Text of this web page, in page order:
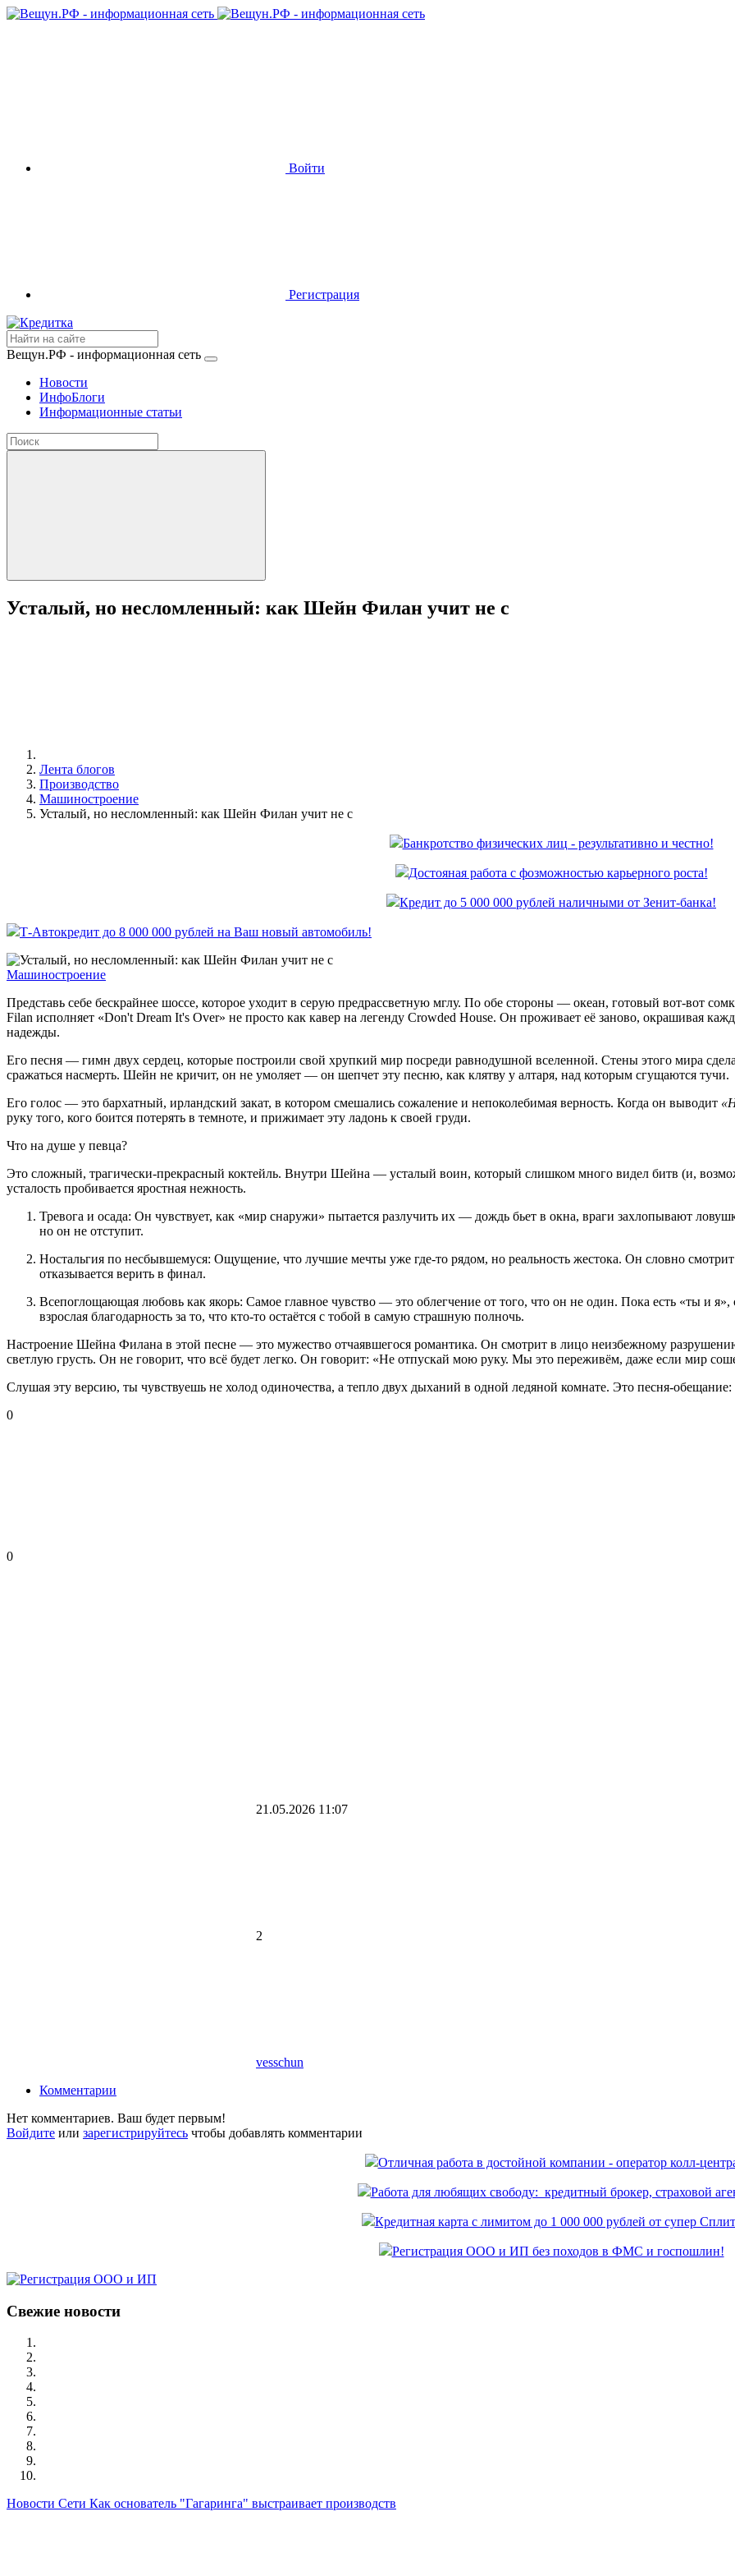
Войти
Регистрация
Вещун.РФ - информационная сеть
Новости
ИнфоБлоги
Информационные статьи
Усталый, но несломленный: как Шейн Филан учит не с
Лента блогов
Производство
Машиностроение
Усталый, но несломленный: как Шейн Филан учит не с
Банкротство физических лиц - результативно и честно!
Достояная работа с фозможностью карьерного роста!
Кредит до 5 000 000 рублей наличными от Зенит-банка!
Т-Автокредит до 8 000 000 рублей на Ваш новый автомобиль!
Машиностроение
Представь себе бескрайнее шоссе, которое уходит в серую предрассветную мглу. По обе стороны — океан, готовый вот-вот
Filan исполняет «Don't Dream It's Over» не просто как кавер на легенду Crowded House. Он проживает её заново, окрашивая
надежды.
Его песня — гимн двух сердец, которые построили свой хрупкий мир посреди равнодушной вселенной. Стены этого мира
сражаться насмерть. Шейн не кричит, он не умоляет — он шепчет эту песню, как клятву у алтаря, над которым сгущаются тучи.
Его голос — это бархатный, ирландский закат, в котором смешались сожаление и непоколебимая верность. Когда он выводит
руку того, кого боится потерять в темноте, и прижимает эту ладонь к своей груди.
Что на душе у певца?
Это сложный, трагически-прекрасный коктейль. Внутри Шейна — усталый воин, который слишком много видел битв (и,
усталость пробивается яростная нежность.
Тревога и осада: Он чувствует, как «мир снаружи» пытается разлучить их — дождь бьет в окна, враги захлопывают
но он не отступит.
Ностальгия по несбывшемуся: Ощущение, что лучшие мечты уже где-то рядом, но реальность жестока. Он словно
отказывается верить в финал.
Всепоглощающая любовь как якорь: Самое главное чувство — это облегчение от того, что он не один. Пока есть «ты и
взрослая благодарность за то, что кто-то остаётся с тобой в самую страшную полночь.
Настроение Шейна Филана в этой песне — это мужество отчаявшегося романтика. Он смотрит в лицо неизбежному
светлую грусть. Он не говорит, что всё будет легко. Он говорит: «Не отпускай мою руку. Мы это переживём, даже если мир
Слушая эту версию, ты чувствуешь не холод одиночества, а тепло двух дыханий в одной ледяной комнате. Это песня-
0
0
21.05.2026 11:07
2
vesschun
Комментарии
Нет комментариев. Ваш будет первым!
Войдите или зарегистрируйтесь чтобы добавлять комментарии
Отличная работа в достойной компании - оператор колл-
Работа для любящих свободу: кредитный брокер, страховой
Кредитная карта с лимитом до 1 000 000 рублей от супер
Регистрация ООО и ИП без походов в ФМС и госпошлин!
Свежие новости
Новости Сети Как основатель "Гагаринга" выстраивает производств